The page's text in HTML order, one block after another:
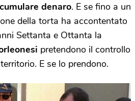
denaro. E se fino a un
della torta ha accontentato
Settanta e Ottanta la
pretendono il controllo
E se lo prendono.